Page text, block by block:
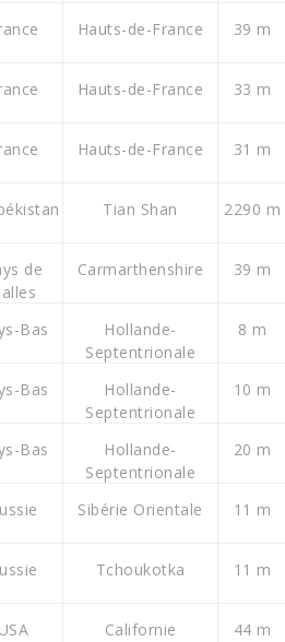
Hauts-de-France 39 m
Hauts-de-France 33 m
Hauts-de-France 31 m
Tian Shan 2290 m
de
Carmarthenshire 39 m
Bas
Hollande-
Septentrionale
8 m
Bas
Hollande-
Septentrionale
10 m
Bas
Hollande-
Septentrionale
20 m
Sibérie Orientale 11 m
Tchoukotka 11 m
USA Californie 44 m